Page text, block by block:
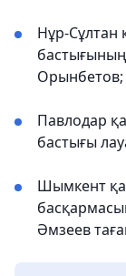
Нұр-Сұлтан
Орынбетов;
Павлодар
бастығы
Шымкент
Әмзеев